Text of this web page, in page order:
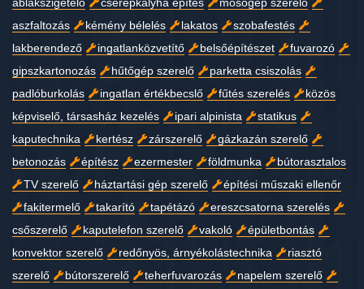
ablakszigetelő
cserépkályha építés
mosógép szerelő
aszfaltozás
kémény bélelés lakatos
szobafestés
lakberendező
ingatlanközvetítő belsőépítészet
fuvarozó
gipszkartonozás
hűtőgép szerelő
parketta csiszolás
padlóburkolás
ingatlan értékbecslő fűtés szerelés
közös
képviselő, társasház kezelés
ipari alpinista
statikus
kaputechnika
kertész zárszerelő
gázkazán szerelő
betonozás
építész ezermester földmunka
bútorasztalos
TV szerelő
háztartási gép szerelő
építési műszaki ellenőr
fakitermelő
takarító tapétázó
ereszcsatorna szerelés
csőszerelő
kaputelefon szerelő vakoló
épületbontás
konvektor szerelő
redőnyös, árnyékolástechnika
riasztó
szerelő
bútorszerelő teherfuvarozás napelem szerelő